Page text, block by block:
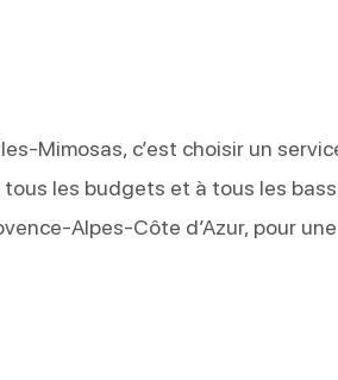
Mimosas, c’est choisir un
les budgets et à tous les
Alpes-Côte d’Azur, pour